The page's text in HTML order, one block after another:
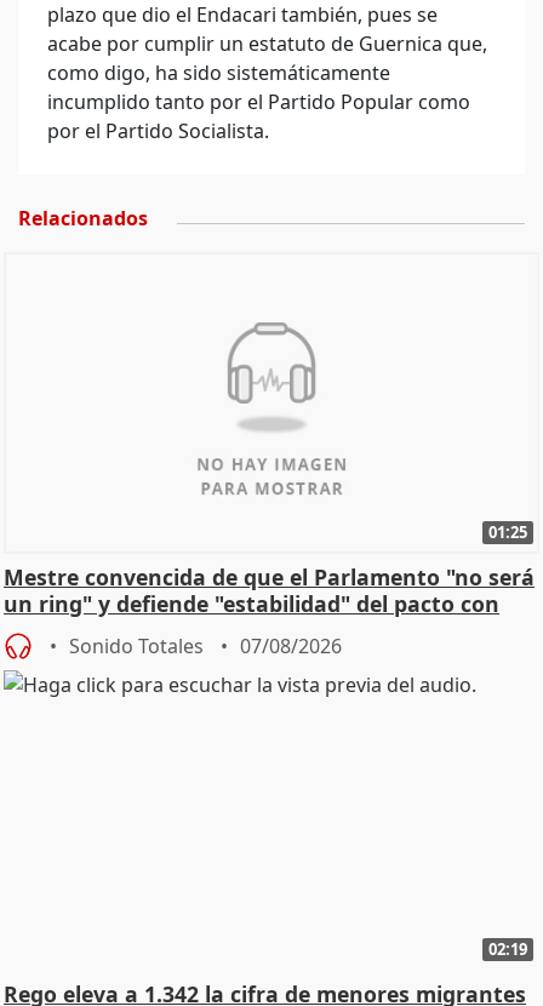
plazo que dio el Endacari también, pues se
acabe por cumplir un estatuto de Guernica que,
como digo, ha sido sistemáticamente
incumplido tanto por el Partido Popular como
por el Partido Socialista.
Relacionados
01:25
Mestre convencida de que el Parlamento "no será
un ring" y defiende "estabilidad" del pacto con
Vox
Sonido Totales 07/08/2026
02:19
Rego eleva a 1.342 la cifra de menores migrantes